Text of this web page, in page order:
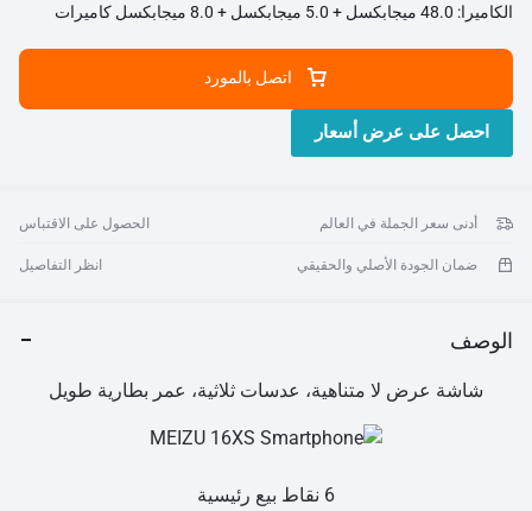
الكاميرا: 48.0 ميجابكسل + 5.0 ميجابكسل + 8.0 ميجابكسل كاميرات
GPS، مستشعر mTouch، معرف بصمة الإصبع على الشاشة، فتح التعرف
4G: قوات الدفاع عن الديمقراطية-
LTE:B1:2100/B2:1900/B3:1800/B4:1700/B5:850/B7:2600/B8:900/
B20:800MHZ؛TDD-LTE :B40؛
اتصل بالمورد
احصل على عرض أسعار
أدنى سعر الجملة في العالم الحصول على الاقتباس
ضمان الجودة الأصلي والحقيقي انظر التفاصيل
الوصف
شاشة عرض لا متناهية، عدسات ثلاثية، عمر بطارية طويل
6 نقاط بيع رئيسية